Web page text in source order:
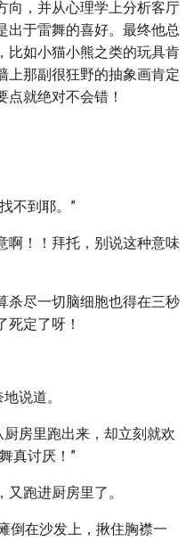
向，并从心理学上分析客厅
出于雷舞的喜好。最终他总
比如小猫小熊之类的玩具肯
上那副很狂野的抽象画肯定
就绝对不会错！
不到耶。”
啊！！拜托，别说这种意味
杀尽一切脑细胞也得在三秒
死定了呀！
说道。
厨房里跑出来，却立刻就欢
真讨厌！”
跑进厨房里了。
倒在沙发上，揪住胸襟一